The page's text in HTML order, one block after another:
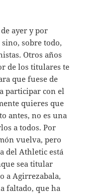
ayer y por
sobre todo,
Otros años
de los titulares te
que fuese de
participar con el
quieres que
antes, no es una
a todos. Por
vuelva, pero
del Athletic está
sea titular
a Agirrezabala,
faltado, que ha